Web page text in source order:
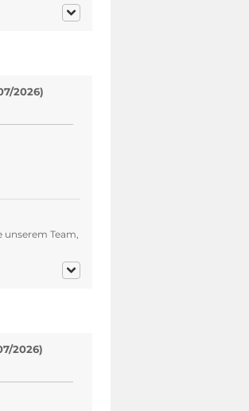
2026)
Team,
2026)